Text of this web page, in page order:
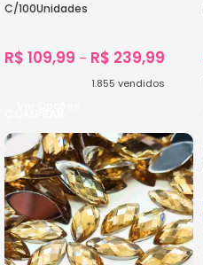
C/100Unidades
R$ 109,99 – R$ 239,99
1.855 vendidos